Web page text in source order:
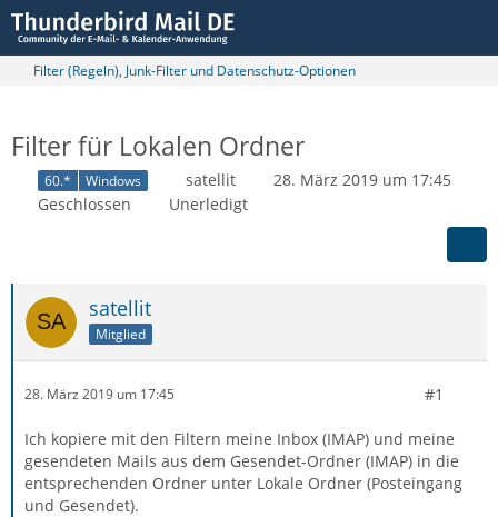
Filter (Regeln), Junk-Filter und Datenschutz-Optionen
Filter für Lokalen Ordner
60.* Windows satellit
28. März 2019 um 17:45
Geschlossen
Unerledigt
satellit
Mitglied
28. März 2019 um 17:45 #1
Ich kopiere mit den Filtern meine Inbox (IMAP) und meine
gesendeten Mails aus dem Gesendet-Ordner (IMAP) in die
entsprechenden Ordner unter Lokale Ordner (Posteingang
und Gesendet).